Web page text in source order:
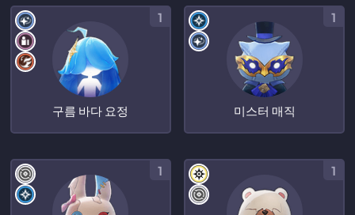
구름 바다 요정
1
미스터 매직
1
1 1